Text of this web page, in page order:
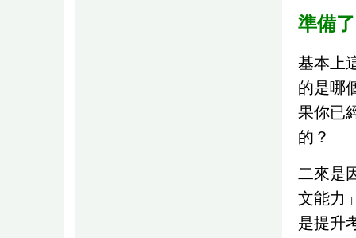
準備
基本上
的是哪
果你已
的？
二來是
文能力
是提升